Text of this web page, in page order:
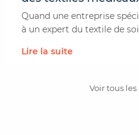
Quand une entreprise
à un expert du textile de
Lire la suite
Voir tous